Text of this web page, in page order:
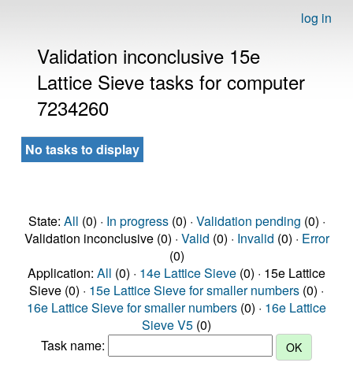
log in
Validation inconclusive 15e
Lattice Sieve tasks for computer
7234260
No tasks to display
State: All (0) · In progress(0) · Validation pending (0) ·
Validation inconclusive (0) · Valid (0) · Invalid (0) · Error
(0)
Application: All (0) · 14e Lattice Sieve (0) · 15e Lattice
Sieve (0) · 15e Lattice Sieve for smaller numbers (0) ·
16e Lattice Sieve for smaller numbers (0) · 16e Lattice
Sieve V5 (0)
Task name: